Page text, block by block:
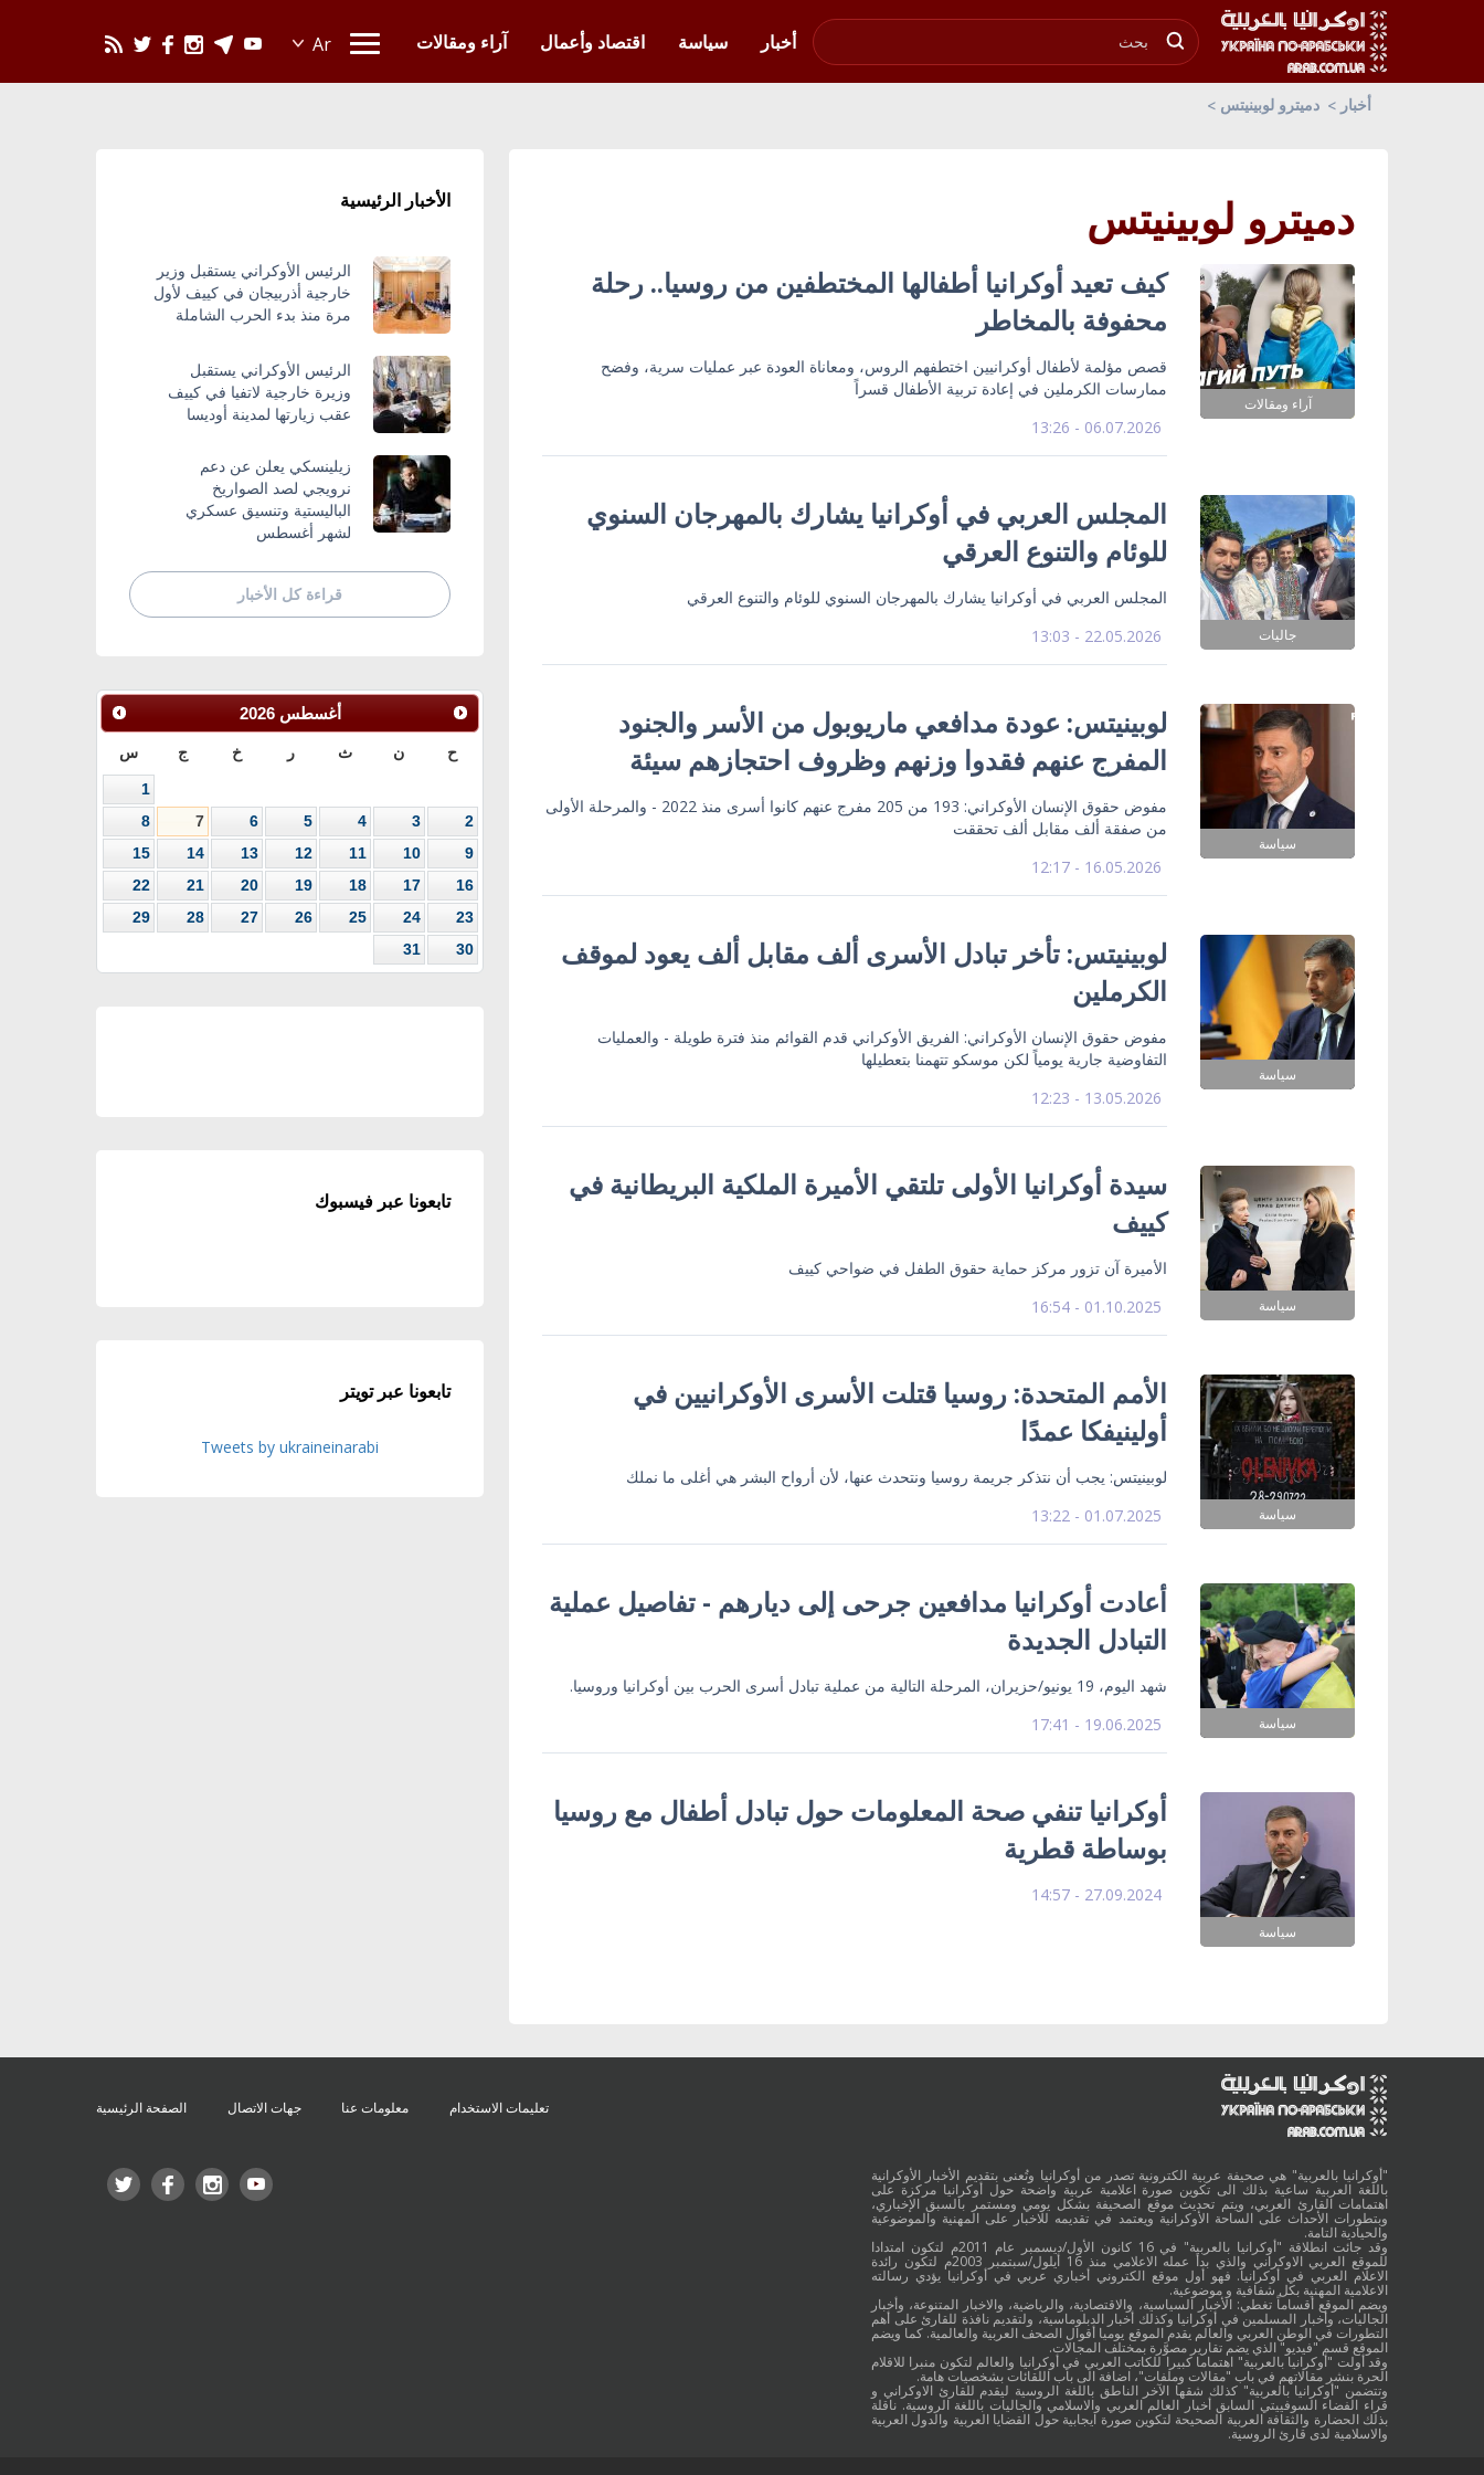
أخبار
سياسة اقتصاد وأعمال آراء ومقالات
أخبار دميترو لوبينيتس
دميترو لوبينيتس
آراء ومقالات
كيف تعيد أوكرانيا أطفالها المختطفين من روسيا.. رحلة
محفوفة بالمخاطر
قصص مؤلمة لأطفال أوكرانيين اختطفهم الروس، ومعاناة العودة عبر عمليات سرية، وفضح
ممارسات الكرملين في إعادة تربية الأطفال قسراً
06.07.2026 - 13:26
جاليات
المجلس العربي في أوكرانيا يشارك بالمهرجان السنوي
للوئام والتنوع العرقي
المجلس العربي في أوكرانيا يشارك بالمهرجان السنوي للوئام والتنوع العرقي
22.05.2026 - 13:03
سياسة
لوبينيتس: عودة مدافعي ماريوبول من الأسر والجنود
المفرج عنهم فقدوا وزنهم وظروف احتجازهم سيئة
مفوض حقوق الإنسان الأوكراني: 193 من 205 مفرج عنهم كانوا أسرى منذ 2022 - والمرحلة الأولى
من صفقة ألف مقابل ألف تحققت
16.05.2026 - 12:17
سياسة
لوبينيتس: تأخر تبادل الأسرى ألف مقابل ألف يعود لموقف
الكرملين
مفوض حقوق الإنسان الأوكراني: الفريق الأوكراني قدم القوائم منذ فترة طويلة - والعمليات
التفاوضية جارية يومياً لكن موسكو تتهمنا بتعطيلها
13.05.2026 - 12:23
سياسة
سيدة أوكرانيا الأولى تلتقي الأميرة الملكية البريطانية في
كييف
الأميرة آن تزور مركز حماية حقوق الطفل في ضواحي كييف
01.10.2025 - 16:54
سياسة
الأمم المتحدة: روسيا قتلت الأسرى الأوكرانيين في
أولينيفكا عمدًا
لوبينيتس: يجب أن نتذكر جريمة روسيا ونتحدث عنها، لأن أرواح البشر هي أغلى ما نملك
01.07.2025 - 13:22
سياسة
أعادت أوكرانيا مدافعين جرحى إلى ديارهم - تفاصيل عملية
التبادل الجديدة
شهد اليوم، 19 يونيو/حزيران، المرحلة التالية من عملية تبادل أسرى الحرب بين أوكرانيا وروسيا.
19.06.2025 - 17:41
سياسة
أوكرانيا تنفي صحة المعلومات حول تبادل أطفال مع روسيا
بوساطة قطرية
27.09.2024 - 14:57
الأخبار الرئيسية
الرئيس الأوكراني يستقبل وزير
خارجية أذربيجان في كييف لأول
مرة منذ بدء الحرب الشاملة
الرئيس الأوكراني يستقبل
وزيرة خارجية لاتفيا في كييف
عقب زيارتها لمدينة أوديسا
زيلينسكي يعلن عن دعم
نرويجي لصد الصواريخ
الباليستية وتنسيق عسكري
لشهر أغسطس
قراءة كل الأخبار
أغسطس 2026
ح ن ث ر خ ج س
1
2
3
4
5
6
7
8
9
10
11
12
13
14
15
16
17
18
19
20
21
22
23
24
25
26
27
28
29
30
31
تابعونا عبر فيسبوك
تابعونا عبر تويتر
Tweets by ukraineinarabi
"أوكرانيا بالعربية" هي صحيفة عربية الكترونية تصدر من أوكرانيا وتُعنى بتقديم الأخبار الأوكرانية
باللغة العربية ساعية بذلك الى تكوين صورة اعلامية عربية واضحة حول أوكرانيا مركزة على
اهتمامات القارئ العربي، ويتم تحديث موقع الصحيفة بشكل يومي ومستمر بالسبق الإخباري،
وبتطورات الأحداث على الساحة الأوكرانية ويعتمد في تقديمه للاخبار على المهنية والموضوعية
والحيادية التامة.
وقد جائت انطلاقة "أوكرانيا بالعربية" في 16 كانون الأول/ديسمبر عام 2011م لتكون امتدادا
للموقع العربي الاوكراني والذي بدأ عمله الاعلامي منذ 16 أيلول/سبتمبر 2003م لتكون رائدة
الاعلام العربي في أوكرانيا. فهو أول موقع الكتروني أخباري عربي في أوكرانيا يؤدي رسالته
الاعلامية المهنية بكل شفافية و موضوعية.
ويضم الموقع أقساماً تغطي: الأخبار السياسية، والاقتصادية، والرياضية، والاخبار المتنوعة، وأخبار
الجاليات، وأخبار المسلمين في أوكرانيا وكذلك أخبار الدبلوماسية، ولتقديم نافذة للقارئ على أهم
التطورات في الوطن العربي والعالم يقدم الموقع يوميا أقوال الصحف العربية والعالمية. كما ويضم
الموقع قسم "فيديو" الذي يضم تقارير مصوَّرة بمختلف المجالات.
وقد أولت "أوكرانيا بالعربية" اهتماما كبيرا للكاتب العربي في أوكرانيا والعالم لتكون منبرا للاقلام
الحرة بنشر مقالاتهم في باب "مقالات وملفات"، اضافة الى باب اللقائات بشخصيات هامة.
وتتضمن "أوكرانيا بالعربية" كذلك شقها الآخر الناطق باللغة الروسية ليقدم للقارئ الاوكراني و
قراء الفضاء السوفييتي السابق أخبار العالم العربي والاسلامي والجاليات باللغة الروسية. ناقلة
بذلك الحضارة والثقافة العربية الصحيحة لتكوين صورة ايجابية حول القضايا العربية والدول العربية
والاسلامية لدى قارئ الروسية.
تعليمات الاستخدام معلومات عنا جهات الاتصال الصفحة الرئيسية